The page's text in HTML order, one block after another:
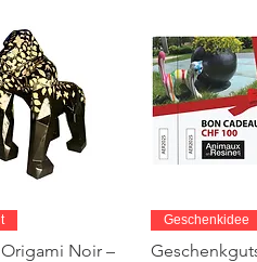
Noir –
Geschenkidee